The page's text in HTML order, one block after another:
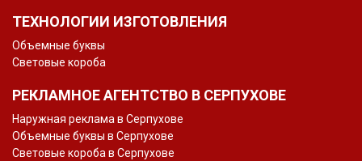
ТЕХНОЛОГИИ ИЗГОТОВЛЕНИЯ
Объемные буквы
Световые короба
РЕКЛАМНОЕ АГЕНТСТВО В СЕРПУХОВЕ
Наружная реклама в Серпухове
Объемные буквы в Серпухове
Световые короба в Серпухове